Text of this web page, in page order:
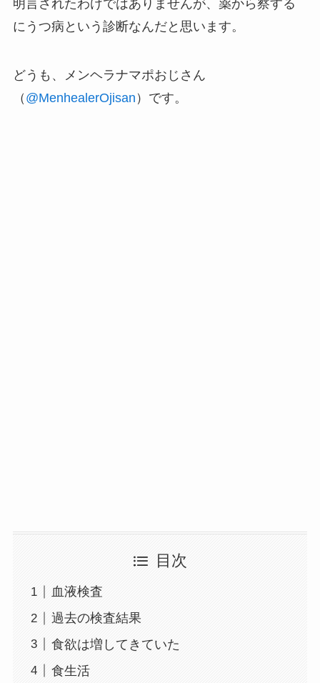
明言されたわけではありませんが、薬から察する
にうつ病という診断なんだと思います。
どうも、メンヘラナマポおじさん
（ @MenhealerOjisan ）です。
目次
血液検査
過去の検査結果
食欲は増してきていた
食生活